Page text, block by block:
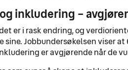
inkludering –
er i rask endring, og
sine. Jobbundersøkelsen viser
er avgjørende når de